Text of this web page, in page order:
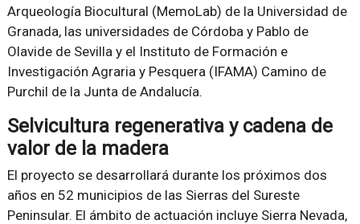
Arqueología Biocultural (MemoLab) de la Universidad de
Granada, las universidades de Córdoba y Pablo de
Olavide de Sevilla y el Instituto de Formación e
Investigación Agraria y Pesquera (IFAMA) Camino de
Purchil de la Junta de Andalucía.
Selvicultura regenerativa y cadena de
valor de la madera
El proyecto se desarrollará durante los próximos dos
años en 52 municipios de las Sierras del Sureste
Peninsular. El ámbito de actuación incluye Sierra Nevada,